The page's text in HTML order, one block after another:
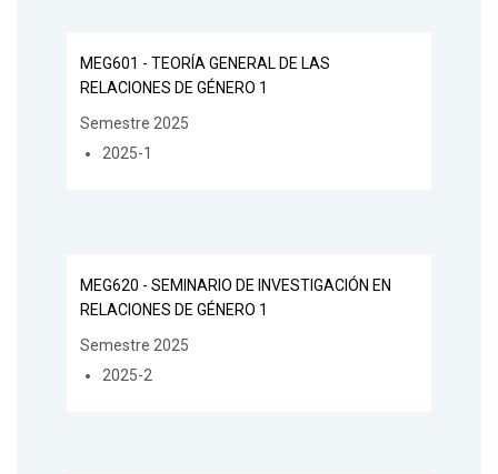
MEG601 - TEORÍA GENERAL DE LAS
RELACIONES DE GÉNERO 1
Semestre 2025
2025-1
MEG620 - SEMINARIO DE INVESTIGACIÓN EN
RELACIONES DE GÉNERO 1
Semestre 2025
2025-2